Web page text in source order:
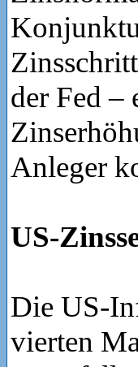
der Fed –
Anleger
US-
Die US-
vierten